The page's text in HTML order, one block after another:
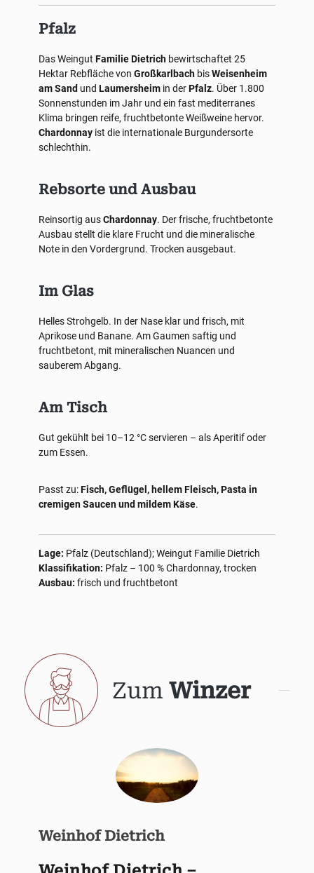
Pfalz
Das Weingut Familie Dietrich bewirtschaftet 25
Hektar Rebfläche von Großkarlbach bisWeisenheim
am Sand und Laumersheim in derPfalz. Über 1.800
Sonnenstunden im Jahr und ein fast mediterranes
Klima bringen reife, fruchtbetonte Weißweine hervor.
Chardonnay ist die internationale Burgundersorte
schlechthin.
Rebsorte und Ausbau
Reinsortig ausChardonnay. Der frische, fruchtbetonte
Ausbau stellt die klare Frucht und die mineralische
Note in den Vordergrund. Trocken ausgebaut.
Im Glas
Helles Strohgelb. In der Nase klar und frisch, mit
Aprikose und Banane. Am Gaumen saftig und
fruchtbetont, mit mineralischen Nuancen und
sauberem Abgang.
Am Tisch
Gut gekühlt bei 10–12 °C servieren – als Aperitif oder
zum Essen.
Passt zu:Fisch, Geflügel, hellem Fleisch, Pasta in
cremigen Saucen und mildem Käse.
Lage: Pfalz (Deutschland); Weingut Familie Dietrich
Klassifikation: Pfalz – 100 % Chardonnay, trocken
Ausbau: frisch und fruchtbetont
Zum Winzer
Weinhof Dietrich